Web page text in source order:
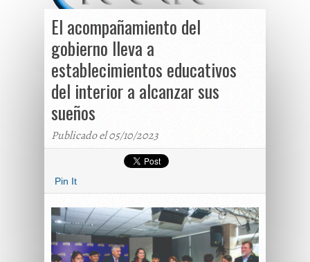
El acompañamiento del
gobierno lleva a
establecimientos educativos
del interior a alcanzar sus
sueños
Publicado el 05/10/2023
Pin It